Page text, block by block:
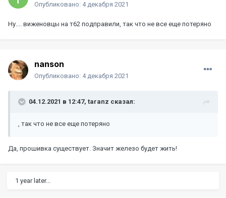
Опубликовано: 4 декабря 2021
Ну.... виженовцы на т62 подправили, так что не все еще потеряно
nanson
Опубликовано: 4 декабря 2021
04.12.2021 в 12:47, taranz сказал:
, так что не все еще потеряно
Да, прошивка существует. Значит железо будет жить!
1 year later...